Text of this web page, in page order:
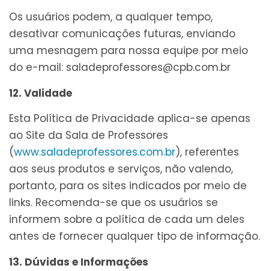
Os usuários podem, a qualquer tempo,
desativar comunicações futuras, enviando
uma mesnagem para nossa equipe por meio
do e-mail: saladeprofessores@cpb.com.br
12. Validade
Esta Política de Privacidade aplica-se apenas
ao Site da Sala de Professores
(www.saladeprofessores.com.br), referentes
aos seus produtos e serviços, não valendo,
portanto, para os sites indicados por meio de
links. Recomenda-se que os usuários se
informem sobre a política de cada um deles
antes de fornecer qualquer tipo de informação.
13. Dúvidas e Informações